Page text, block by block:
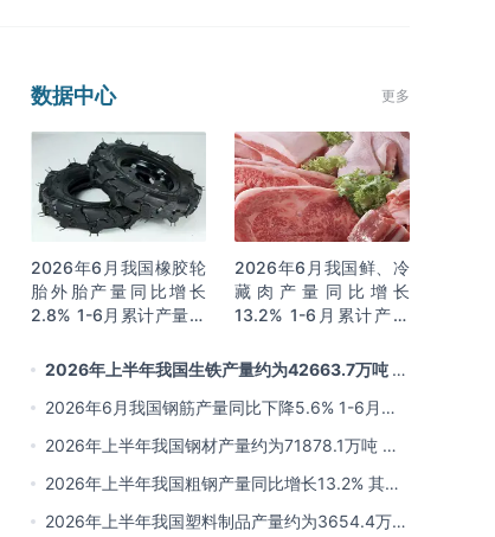
数据中心 更多
2026年6月我国橡胶轮
胎外胎产量同比增长
2.8% 1-6月累计产量同
2026年6月我国鲜、冷
藏肉产量同比增长
13.2% 1-6月累计产量
2026年上半年我国生铁产量约为42663.7万吨 同
比下降2.8% 其中河北产量占比22.7%排名第一
2026年6月我国钢筋产量同比下降5.6% 1-6月累
计产量同比下降10.7%
2026年上半年我国钢材产量约为71878.1万吨 同
比下降0.9% 其中河北以超亿吨产量排名第一
2026年上半年我国粗钢产量同比增长13.2% 其中
河北产量占比21.5%位居首位
2026年上半年我国塑料制品产量约为3654.4万吨